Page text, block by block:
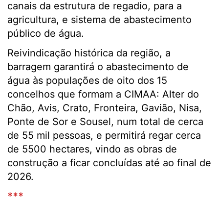
canais da estrutura de regadio, para a
agricultura, e sistema de abastecimento
público de água.
Reivindicação histórica da região, a
barragem garantirá o abastecimento de
água às populações de oito dos 15
concelhos que formam a CIMAA: Alter do
Chão, Avis, Crato, Fronteira, Gavião, Nisa,
Ponte de Sor e Sousel, num total de cerca
de 55 mil pessoas, e permitirá regar cerca
de 5500 hectares, vindo as obras de
construção a ficar concluídas até ao final de
2026.
***